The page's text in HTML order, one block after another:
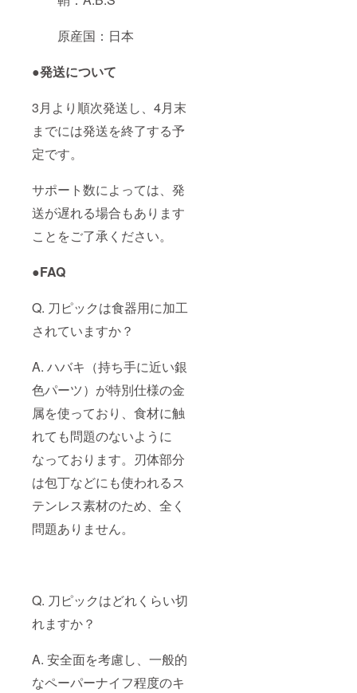
原産国：日本
●発送について
3月より順次発送し、4月末
までには発送を終了する予
定です。
サポート数によっては、発
送が遅れる場合もあります
ことをご了承ください。
●FAQ
Q. 刀ピックは食器用に加工
されていますか？
A. ハバキ（持ち手に近い銀
色パーツ）が特別仕様の金
属を使っており、食材に触
れても問題のないように
なっております。刃体部分
は包丁などにも使われるス
テンレス素材のため、全く
問題ありません。
Q. 刀ピックはどれくらい切
れますか？
A. 安全面を考慮し、一般的
なペーパーナイフ程度のキ